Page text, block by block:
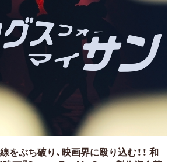
をぶち破り、映画界に殴り込む！！ 和